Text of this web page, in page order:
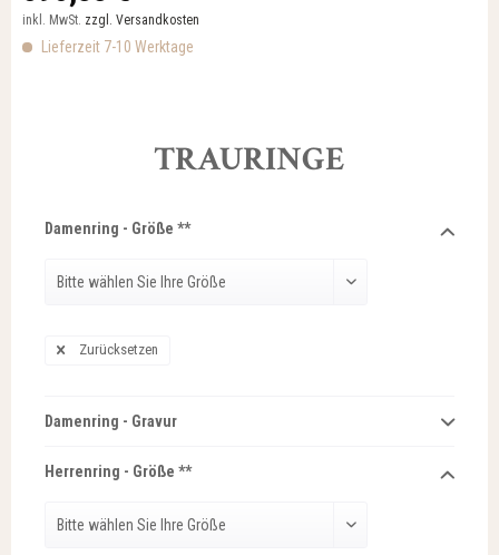
inkl. MwSt. zzgl. Versandkosten
Lieferzeit 7-10 Werktage
TRAURINGE
Damenring - Größe **
Zurücksetzen
Damenring - Gravur
Herrenring - Größe **